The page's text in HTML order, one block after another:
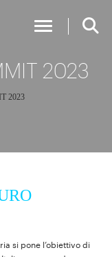
Toggle
2023
2023
si pone l’obiettivo di